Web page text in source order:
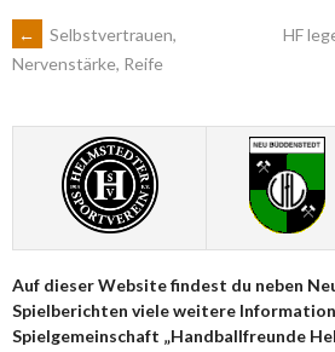
ARTIKEL-
NAVIGATION
←
Selbstvertrauen,
Nervenstärke, Reife
HF
Auf dieser Website findest du neben
Spielberichten viele weitere
Spielgemeinschaft „Handballfreunde